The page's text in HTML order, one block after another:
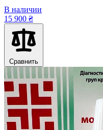
В наличии
15 900 ₴
Сравнить